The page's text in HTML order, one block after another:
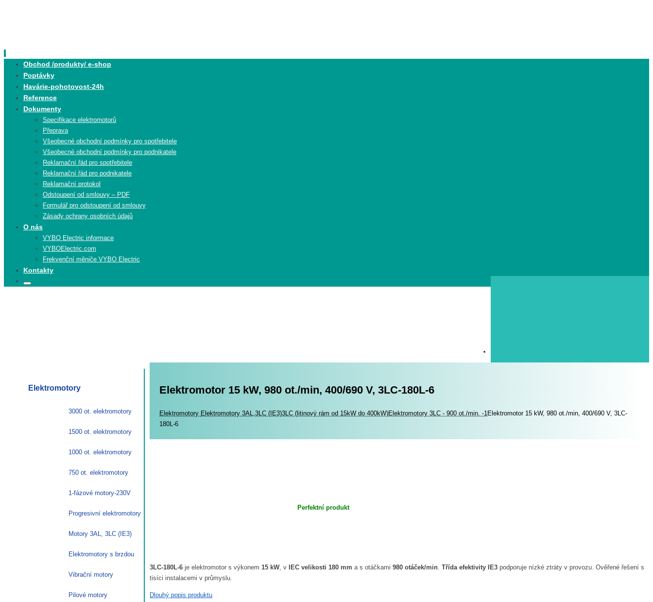
content
Obchod /produkty/ e-shop
Poptávky
Havárie-pohotovost-24h
Reference
Dokumenty
Specifikace elektromotorů
Přeprava
Všeobecné obchodní podmínky pro spotřebitele
Všeobecné obchodní podmínky pro podnikatele
Reklamační řád pro spotřebitele
Reklamační řád pro podnikatele
Reklamační protokol
Odstoupení od smlouvy – PDF
Formulář pro odstoupení od smlouvy
Zásady ochrany osobních údajů
O nás
VYBO Electric informace
VYBOElectric.com
Frekvenční měniče VYBO Electric
Kontakty
Search
Search
Elektromotor 15 kW, 980 ot./min, 400/690 V, 3LC-180L-6
Elektromotory Elektromotory
Elektromotory 3AL,3LC (IE3)3LC (litinový rám od 15kW do 400kW)Elektromotory 3LC - 900 ot./min. -1 Elektromotor 15 kW, 980 ot./min, 400/690 V, 3LC-
180L-6
Perfektní produkt
3LC-180L-6 je elektromotor s výkonem 15 kW, v IEC velikosti 180 mm a s otáčkami 980 otáček/min Třída efektivity IE3 podporuje nízké ztráty v provozu. Ověřené řešení s
tisíci instalacemi v průmyslu.
Dlouhý popis produktu
Elektromotory
3000 ot. elektromotory
1500 ot. elektromotory
1000 ot. elektromotory
750 ot. elektromotory
1-fázové motory-230V
Progresivní elektromotory
Motory 3AL, 3LC (IE3)
Elektromotory s brzdou
Vibrační motory
Pilové motory